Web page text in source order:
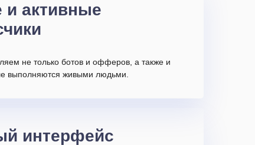
активные
не только ботов и офферов, а также и
выполняются живыми людьми.
интерфейс